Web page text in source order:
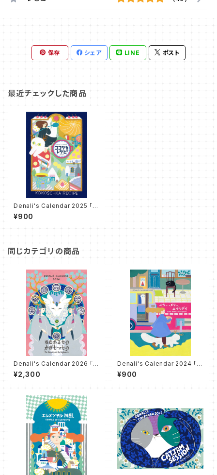
保存 シェア LINE ポスト
最近チェックした商品
Denali's Calendar 2025 「コ
コシカ・レシピ」"KOKOSCHKA
RECIPE"
¥900
同じカテゴリの商品
Denali's Calendar 2026 「ね
むれるもの、かぎもつもの」"Th
e Sleepers and the Keybe
¥2,300
Denali's Calendar 2024 「ベ
リー・メリー・エヴリディ」"VERY
MERRY EVERYDAY"
¥900